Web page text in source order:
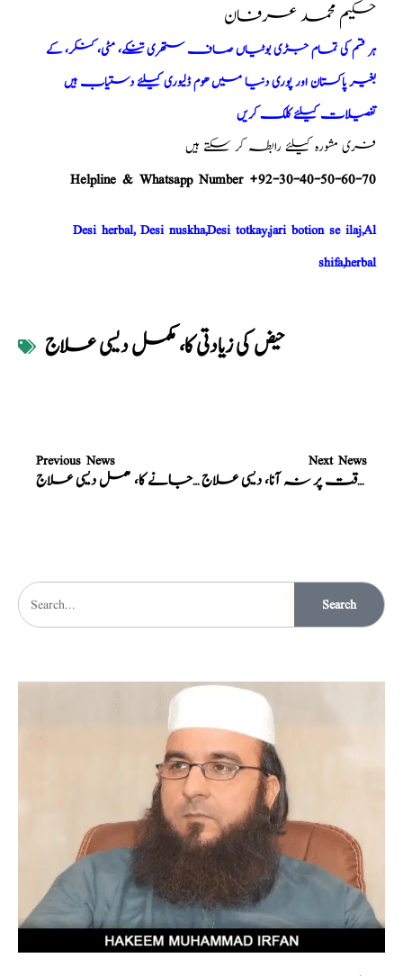
حکیم محمد عرفان
ہر قسم کی تمام جڑی بوٹیاں صاف ستھری تنکے، مٹی، کنکر، کے
بغیر پاکستان اور پوری دنیا میں ھوم ڈلیوری کیلئے دستیاب ہیں
تفصیلات کیلئے کلک کریں
فری مشورہ کیلئے رابطہ کر سکتے ہیں
Helpline & Whatsapp Number +92-30-40-50-60-70
Desi herbal, Desi nuskha,Desi totkay,jari botion se ilaj,Al
shifa,herbal
حیض کی زیادتی کا، مکمل دیسی علاج
Previous News
حیض، پیریڈز رک جانے کا، مکمل دیسی علاج
Next News
حیض کا وقت پر نہ آنا، دیسی علاج
Search